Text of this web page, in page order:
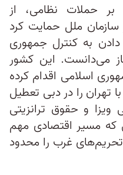
بر حملات نظامی، از
ملل حمایت کرد
به کنترل جمهوری
می‌دانست. این کشور
اسلامی اقدام کرده
تهران را در دبی تعطیل
ویزا و حقوق ترانزیتی
که مسیر اقتصادی مهم
غرب را محدود